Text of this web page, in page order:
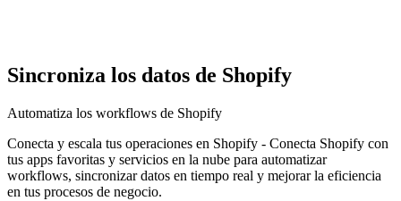
Sincroniza los datos de Shopify
Automatiza los workflows de Shopify
Conecta y escala tus operaciones en Shopify - Conecta Shopify con
tus apps favoritas y servicios en la nube para automatizar
workflows, sincronizar datos en tiempo real y mejorar la eficiencia
en tus procesos de negocio.